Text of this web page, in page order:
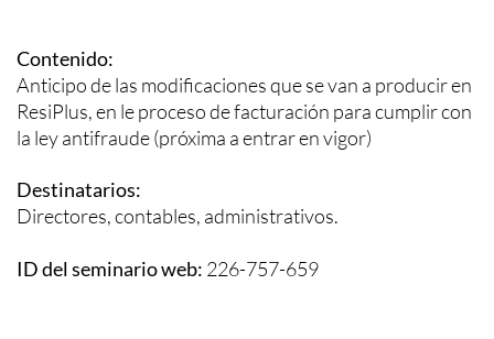
Contenido:
Anticipo de las modificaciones que se van a producir en
ResiPlus, en le proceso de facturación para cumplir con
la ley antifraude (próxima a entrar en vigor)
Destinatarios:
Directores, contables, administrativos.
ID del seminario web: 226-757-659